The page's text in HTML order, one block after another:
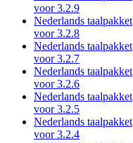
voor 3.2.9
Nederlands taalpakket
voor 3.2.8
Nederlands taalpakket
voor 3.2.7
Nederlands taalpakket
voor 3.2.6
Nederlands taalpakket
voor 3.2.5
Nederlands taalpakket
voor 3.2.4